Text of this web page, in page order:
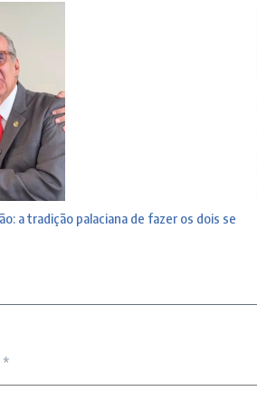
a tradição palaciana de fazer os dois se
*